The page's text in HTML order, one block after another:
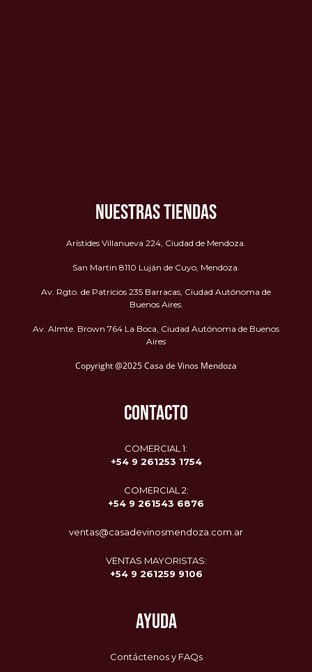
NUESTRAS TIENDAS
Arístides Villanueva 224, Ciudad de Mendoza.
San Martin 8110 Luján de Cuyo, Mendoza.
Av. Rgto. de Patricios 235 Barracas, Ciudad Autónoma de
Buenos Aires.
Av. Almte. Brown 764 La Boca, Ciudad Autónoma de Buenos
Aires
Copyright @2025 Casa de Vinos Mendoza
CONTACTO
COMERCIAL 1:
+54 9 261253 1754
COMERCIAL 2:
+54 9 261543 6876
ventas@casadevinosmendoza.com.ar
VENTAS MAYORISTAS:
+54 9 261259 9106
AYUDA
Contáctenos y FAQs